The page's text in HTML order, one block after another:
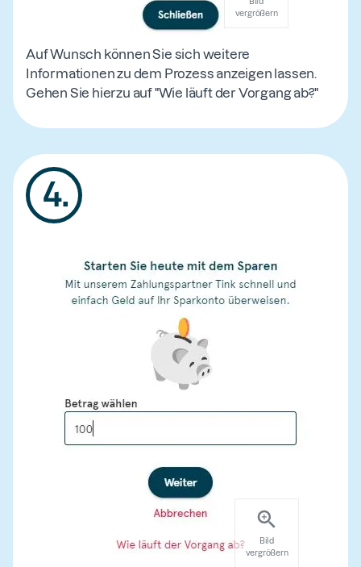
vergrößern
Auf Wunsch können Sie sich weitere
Informationen zu dem Prozess anzeigen lassen.
Gehen Sie hierzu auf "Wie läuft der Vorgang ab?"
4.
Bild
vergrößern